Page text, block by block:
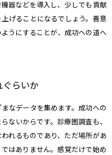
器などを導入し、少しでも貢献
げることになるでしょう。善意
うにすることが、成功への道へ
ぐらいか
なデータを集めます。成功への
ないからです。診療圏調査も、
れるものであり、ただ場所があ
はありません。感覚だけで始め